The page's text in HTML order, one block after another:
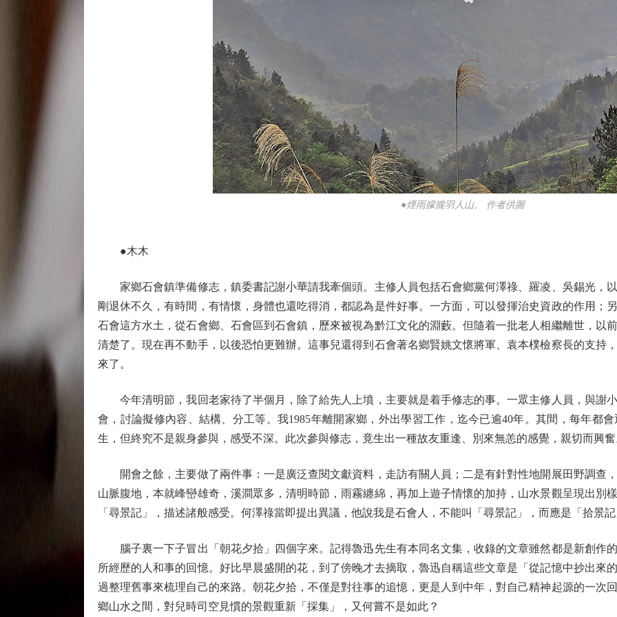
●煙雨朦朧羽人山。 作者供圖
●木木
家鄉石會鎮準備修志，鎮委書記謝小華請我牽個頭。主修人員包括石會鄉黨何澤祿、羅凌、吳錫光，
剛退休不久，有時間，有情懷，身體也還吃得消，都認為是件好事。一方面，可以發揮治史資政的作用；
石會這方水土，從石會鄉、石會區到石會鎮，歷來被視為黔江文化的淵藪。但隨着一批老人相繼離世，以
清楚了。現在再不動手，以後恐怕更難辦。這事兒還得到石會著名鄉賢姚文懷將軍、袁本樸檢察長的支持
來了。
今年清明節，我回老家待了半個月，除了給先人上墳，主要就是着手修志的事。一眾主修人員，與謝
會，討論擬修內容、結構、分工等。我1985年離開家鄉，外出學習工作，迄今已逾40年。其間，每年都
生，但終究不是親身參與，感受不深。此次參與修志，竟生出一種故友重逢、別來無恙的感覺，親切而興
開會之餘，主要做了兩件事：一是廣泛查閱文獻資料，走訪有關人員；二是有針對性地開展田野調查
山脈腹地，本就峰巒雄奇，溪澗眾多，清明時節，雨霧纏綿，再加上遊子情懷的加持，山水景觀呈現出別
「尋景記」，描述諸般感受。何澤祿當即提出異議，他說我是石會人，不能叫「尋景記」，而應是「拾景
腦子裏一下子冒出「朝花夕拾」四個字來。記得魯迅先生有本同名文集，收錄的文章雖然都是新創作
所經歷的人和事的回憶。好比早晨盛開的花，到了傍晚才去摘取，魯迅自稱這些文章是「從記憶中抄出來
過整理舊事來梳理自己的來路。朝花夕拾，不僅是對往事的追憶，更是人到中年，對自己精神起源的一次
鄉山水之間，對兒時司空見慣的景觀重新「採集」，又何嘗不是如此？